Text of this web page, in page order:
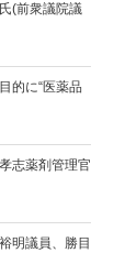
(前衆議院議
的に“医薬品
志薬剤管理官
明議員、勝目